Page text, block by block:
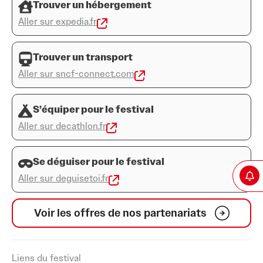
Trouver un hébergement
Aller sur expedia.fr
Trouver un transport
Aller sur sncf-connect.com
S’équiper pour le festival
Aller sur decathlon.fr
Se déguiser pour le festival
Aller sur deguisetoi.fr
Voir les offres de nos partenariats
Liens du festival